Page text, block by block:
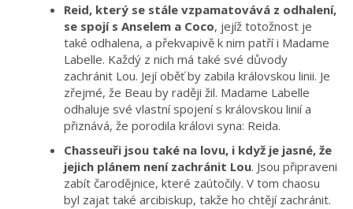
Reid, který se stále vzpamatovává z odhalení,
se spojí s Anselem a Coco, jejíž totožnost je
také odhalena, a překvapivě k nim patří i Madame
Labelle. Každý z nich má také své důvody
zachránit Lou. Její oběť by zabila královskou linii. Je
zřejmé, že Beau by raději žil. Madame Labelle
odhaluje své vlastní spojení s královskou linií a
přiznává, že porodila královi syna: Reida.
Chasseuři jsou také na lovu, i když je jasné, že
jejich plánem není zachránit Lou. Jsou připraveni
zabít čarodějnice, které zaútočily. V tom chaosu
byl zajat také arcibiskup, takže ho chtějí zachránit.